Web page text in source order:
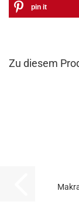
pin it
Zu diesem